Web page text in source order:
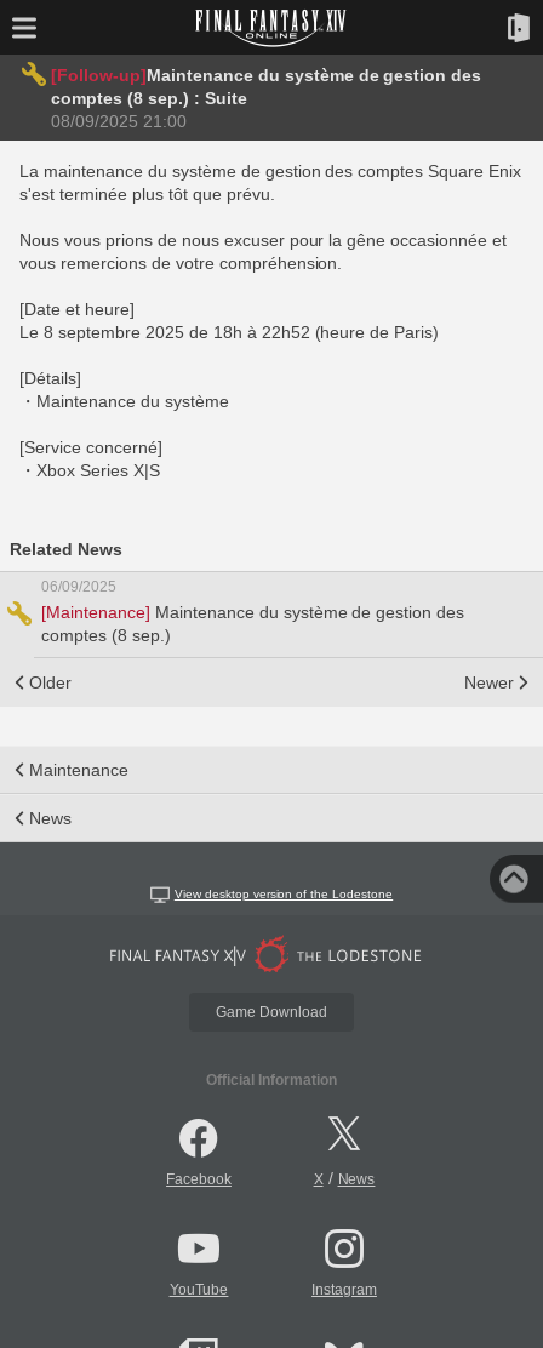
[Follow-up]Maintenance du système de gestion des
comptes (8 sep.) : Suite
08/09/2025 21:00
La maintenance du système de gestion des comptes Square Enix
s'est terminée plus tôt que prévu.
Nous vous prions de nous excuser pour la gêne occasionnée et
vous remercions de votre compréhension.
[Date et heure]
Le 8 septembre 2025 de 18h à 22h52 (heure de Paris)
[Détails]
・Maintenance du système
[Service concerné]
・Xbox Series X|S
Related News
06/09/2025
[Maintenance] Maintenance du système de gestion des
comptes (8 sep.)
Older Newer
Maintenance
News
View desktop version of the Lodestone
Game Download
Official Information
Facebook X/ News
YouTube Instagram